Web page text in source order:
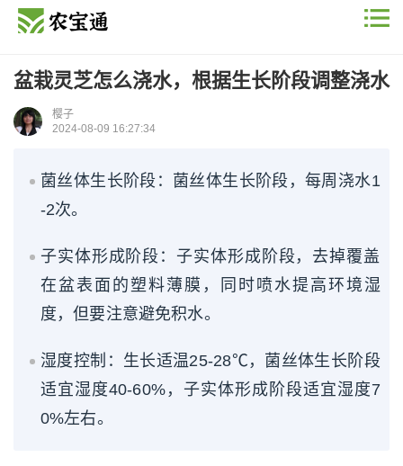
盆栽灵芝怎么浇水，根据生长阶段调整浇水
樱子
2024-08-09 16:27:34
菌丝体生长阶段：菌丝体生长阶段，每周浇水1
-2次。
子实体形成阶段：子实体形成阶段，去掉覆盖
在盆表面的塑料薄膜，同时喷水提高环境湿
度，但要注意避免积水。
湿度控制：生长适温25-28℃，菌丝体生长阶段
适宜湿度40-60%，子实体形成阶段适宜湿度7
0%左右。